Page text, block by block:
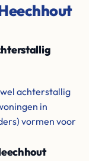
achterstallig
in
vormen voor